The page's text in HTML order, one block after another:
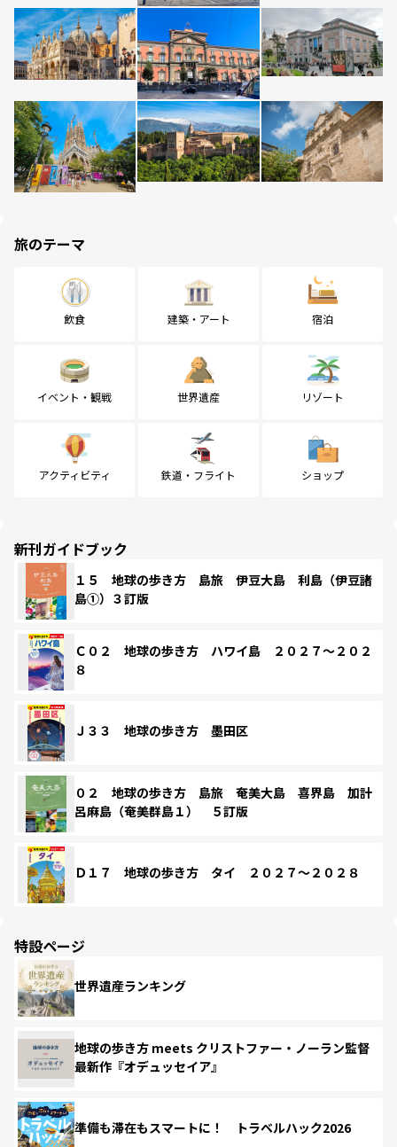
旅のテーマ
飲食 建築・アート 宿泊
イベント・観戦 世界遺産 リゾート
アクティビティ 鉄道・フライト ショップ
新刊ガイドブック
１５ 地球の歩き方 島旅 伊豆大島 利島（伊豆諸
島①）３訂版
Ｃ０２ 地球の歩き方 ハワイ島 ２０２７～２０２
８
Ｊ３３ 地球の歩き方 墨田区
０２ 地球の歩き方 島旅 奄美大島 喜界島 加計
呂麻島（奄美群島１） ５訂版
Ｄ１７ 地球の歩き方 タイ ２０２７～２０２８
特設ページ
世界遺産ランキング
地球の歩き方 meets クリストファー・ノーラン監督
最新作『オデュッセイア』
準備も滞在もスマートに！ トラベルハック2026